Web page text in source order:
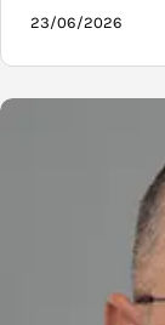
23/06/2026